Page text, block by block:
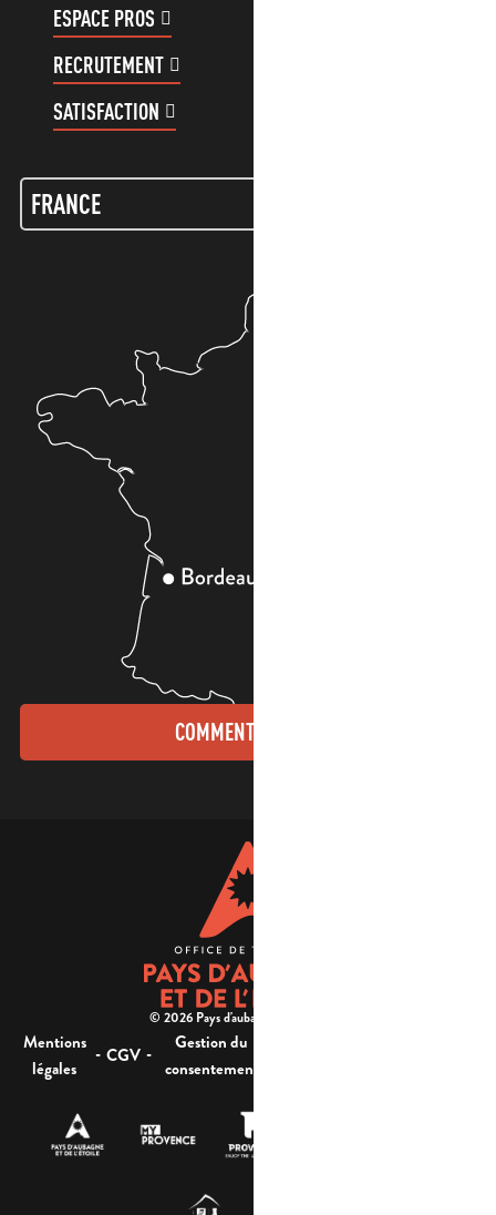
ESPACE PROS
RECRUTEMENT
SATISFACTION
COMMENT VENIR ?
© 2026 Pays d'aubagne et de l'étoile -
Mentions
légales
- CGV -
Gestion du
consentement